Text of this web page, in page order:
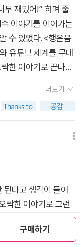
구매하기
없지만 오히려 아이
모르겠다는 생각이
겪는 어려움과 문제
들을 키우고 있는
책이 이야기하고 있
채 인터넷에 빠져 사
것은 아닐까 생각해
음원의 힘을 빌려
엇인지 뼈저리게 느
은 우리 아이들도 인
서는 출판사로부터
다.>#행운음원#차
#책이야기 #책소개
무 재밌어!” 하며 줄
이야기를 이어가는
수 있었다.​<행운음
유튜브 세계를 무대
한 이야기로 끝나는
을 남긴다.​특히 아
음악 검색, 지도뷰, S
등장해 현실감이 더
나처럼 SNS 속 신
라, 주인공 유나가
심어주는 책이라는
고 싶다는 이야기를
즈 더 미스터리의 첫
다. 아이는 벌써 다음
더보기
된다고 생각이 들어
싹한 이야기로 그런
라는 것 말이다.'행
말이냐면 행운을 가